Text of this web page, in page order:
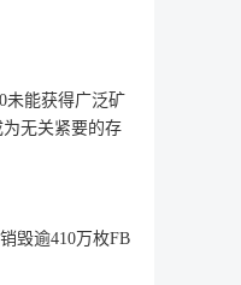
未能获得广泛矿
无关紧要的存
毁逾410万枚FB